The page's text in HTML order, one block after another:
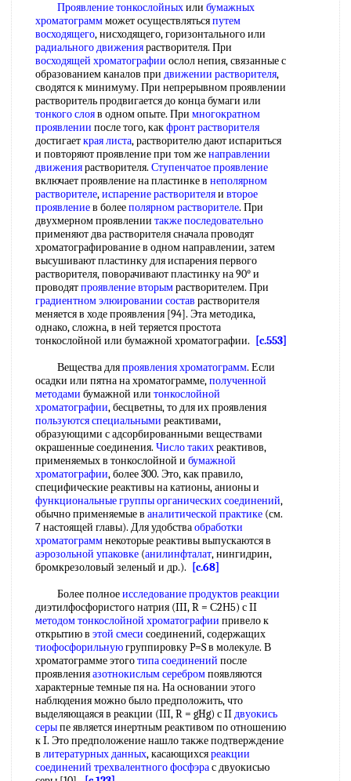
Проявление тонкослойныхили бумажных
хроматограммможет осуществлятьсяпутем
восходящего, нисходящего, горизонтального или
радиального движениярастворителя. При
восходящей хроматографии ослол непия, связанные с
образованием каналов при движении растворителя,
сводятся к минимуму. При непрерывном проявлении
растворитель продвигается до конца бумаги или
тонкого слояв одном опыте. При многократном
проявлении после того, какфронт растворителя
достигаеткрая листа, растворителю дают испариться
и повторяют проявление при том женаправлении
движениярастворителя. Ступенчатое проявление
включает проявление на пластинке в неполярном
растворителе,испарение растворителяи второе
проявлениев болееполярном растворителе. При
двухмерном проявлении также последовательно
применяют два растворителя сначала проводят
хроматографирование в одном направлении, затем
высушивают пластинку для испарения первого
растворителя, поворачивают пластинку на 90° и
проводятпроявление вторымрастворителем. При
градиентном элюировании состав растворителя
меняется в ходе проявления [94]. Эта методика,
однако, сложна, в ней теряется простота
тонкослойной или бумажной хроматографии.
[c.553]
Вещества дляпроявления хроматограмм. Если
осадки или пятна на хроматограмме,полученной
методами бумажной или тонкослойной
хроматографии, бесцветны, то для их проявления
пользуются специальными реактивами,
образующими с адсорбированными веществами
окрашенные соединения. Число такихреактивов,
применяемых в тонкослойной и бумажной
хроматографии, более 300. Это, как правило,
специфические реактивы на катионы, анионы и
функциональные группы органических соединений,
обычно применяемые в аналитической практике (см.
7 настоящей главы). Для удобстваобработки
хроматограммнекоторые реактивы выпускаются в
аэрозольной упаковке (анилинфталат, нингидрин,
бромкрезоловый зеленый и др.).
[c.68]
Более полноеисследование продуктов реакции
диэтилфосфористого натрия (III, R = С2Н5) с II
методом тонкослойной хроматографии привело к
открытию в этой смеси соединений, содержащих
тиофосфорильнуюгруппировку P=S в молекуле. В
хроматограмме этоготипа соединений после
проявленияазотнокислым серебромпоявляются
характерные темные пя на. На основании этого
наблюдения можно было предположить, что
выделяющаяся в реакции (III, R = gHg) с IIдвуокись
серыпе является инертным реактивом по отношению
к I. Это предположение нашло также подтверждение
в литературных данных, касающихсяреакции
соединений трехвалентногофосфэрас двуокисью